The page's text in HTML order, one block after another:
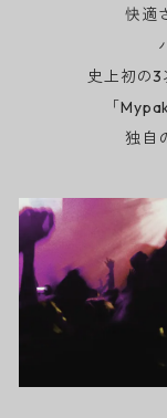
快適
史上初の
「
独自